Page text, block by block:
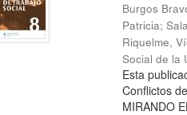
Burgos
Patricia;
Riquelme,
Social de la
Esta
Conflictos
MIRANDO